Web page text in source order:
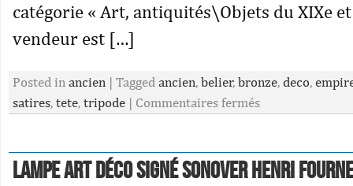
catégorie « Art, antiquités\Objets du XIXe
vendeur est […]
Posted in ancien | Tagged ancien, belier, bronze, deco,
satires, tete, tripode | Commentaires fermés
LAMPE ART DÉCO SIGNÉ SONOVER HENRI